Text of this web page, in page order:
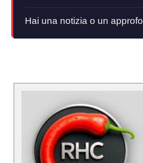
Hai una notizia o un